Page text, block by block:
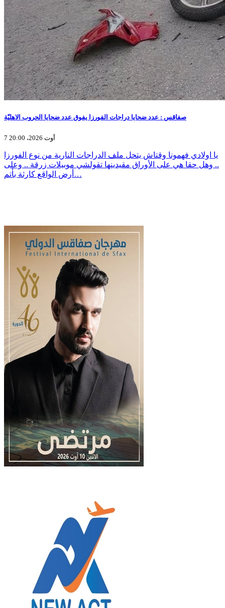
صفاقس : عدد ضحايا دراجات الفورزا يفوق عدد ضحايا الحروب الاهليّة
7 أوت 2026، 20:00
يا اولادي فهمونا وقتاش يتحل ملف الدراجات النارية من نوع الفورزا
.. وهل حقا هي على الأوراق مقيدينها تقولشي موبيلات زرقة .. وعلى
أرض الواقع كارثة بأتم…